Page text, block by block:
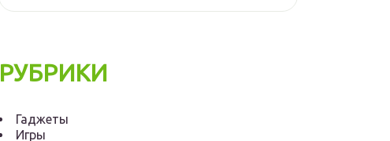
РУБРИКИ
Гаджеты
Игры